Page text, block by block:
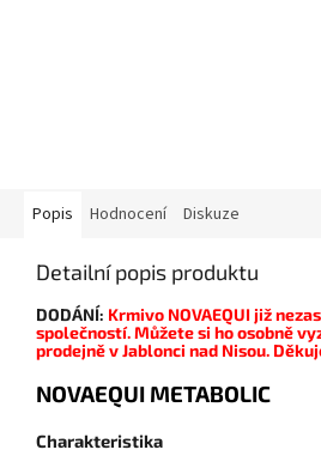
Popis Hodnocení Diskuze
Detailní popis produktu
DODÁNÍ: Krmivo NOVAEQUI již
společností. Můžete si hoosobně
prodejně v Jablonci nad Nisou.
NOVAEQUI METABOLIC
Charakteristika